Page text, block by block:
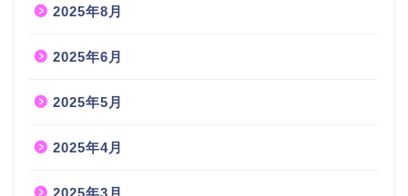
2025年8月
2025年6月
2025年5月
2025年4月